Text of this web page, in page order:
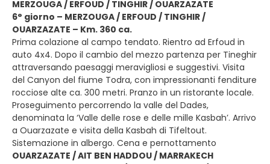
MERZOUGA / ERFOUD / TINGHIR / OUARZAZATE
6° giorno – MERZOUGA / ERFOUD / TINGHIR /
OUARZAZATE – Km. 360 ca.
Prima colazione al campo tendato. Rientro ad Erfoud in
auto 4x4. Dopo il cambio del mezzo partenza per Tineghir
attraversando paesaggi meravigliosi e suggestivi. Visita
del Canyon del fiume Todra, con impressionanti fenditure
rocciose alte ca. 300 metri. Pranzo in un ristorante locale.
Proseguimento percorrendo la valle del Dades,
denominata la ‘Valle delle rose e delle mille Kasbah’. Arrivo
a Ouarzazate e visita della Kasbah di Tifeltout.
Sistemazione in albergo. Cena e pernottamento
OUARZAZATE / AIT BEN HADDOU / MARRAKECH